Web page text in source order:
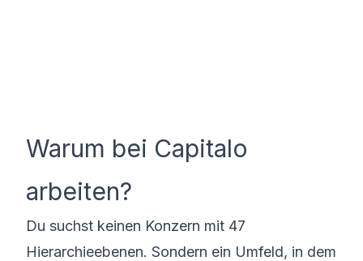
Warum bei Capitalo
arbeiten?
Du suchst keinen Konzern mit 47
Hierarchieebenen. Sondern ein Umfeld, in dem